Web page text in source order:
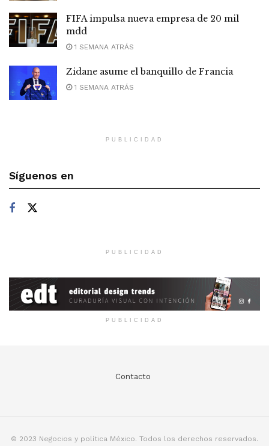
FIFA impulsa nueva empresa de 20 mil
mdd
1 SEMANA ATRÁS
Zidane asume el banquillo de Francia
1 SEMANA ATRÁS
PUBLICIDAD
Síguenos en
PUBLICIDAD
PUBLICIDAD
Contacto
© 2023 Negocios y política México. Todos los derechos reservados.